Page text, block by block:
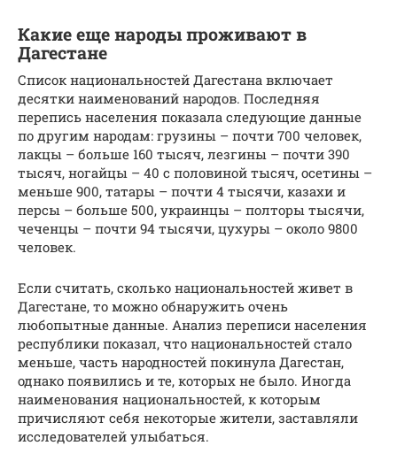
Какие еще народы проживают в
Дагестане
Список национальностей Дагестана включает
десятки наименований народов. Последняя
перепись населения показала следующие данные
по другим народам: грузины – почти 700 человек,
лакцы – больше 160 тысяч, лезгины – почти 390
тысяч, ногайцы – 40 с половиной тысяч, осетины –
меньше 900, татары – почти 4 тысячи, казахи и
персы – больше 500, украинцы – полторы тысячи,
чеченцы – почти 94 тысячи, цухуры – около 9800
человек.
Если считать, сколько национальностей живет в
Дагестане, то можно обнаружить очень
любопытные данные. Анализ переписи населения
республики показал, что национальностей стало
меньше, часть народностей покинула Дагестан,
однако появились и те, которых не было. Иногда
наименования национальностей, к которым
причисляют себя некоторые жители, заставляли
исследователей улыбаться.